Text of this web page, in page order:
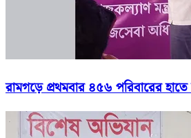
রামগড়ে প্রথমবার ৪৫৬ পরিবারের হাতে